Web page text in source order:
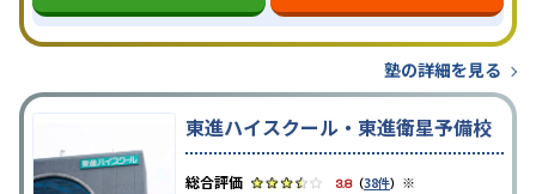
塾の詳細を見る
東進ハイスクール・東進衛星予備校
3.8（38件） ※